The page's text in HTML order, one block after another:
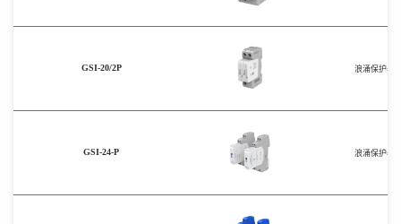
GSI-20/2P 浪涌保护器
GSI-24-P 浪涌保护器